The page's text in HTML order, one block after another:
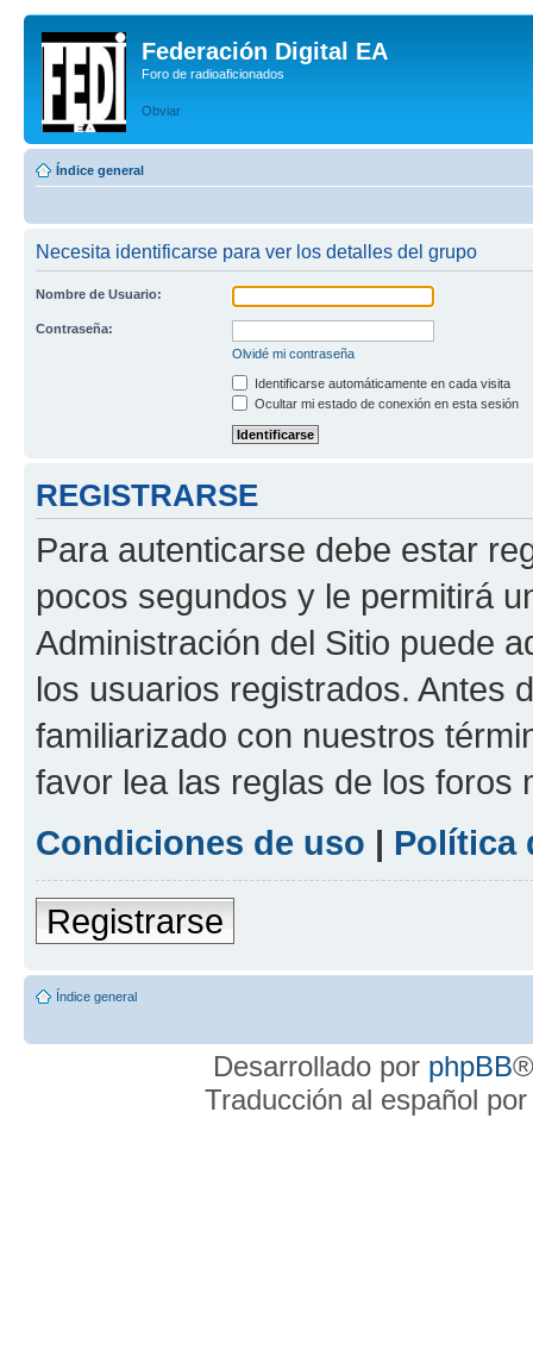
Federación Digital EA
Foro de radioaficionados
Obviar
Índice general
Necesita identificarse para ver los detalles del grupo
Nombre de Usuario:
Contraseña:
Olvidé mi contraseña
Identificarse automáticamente en cada visita
Ocultar mi estado de conexión en esta sesión
REGISTRARSE
Para autenticarse debe estar
pocos segundos y le permitirá
Administración del Sitio puede
los usuarios registrados. Antes
familiarizado con nuestros
favor lea las reglas de los foros
Condiciones de uso | Política
Registrarse
Índice general
Desarrollado por phpBB
Traducción al español